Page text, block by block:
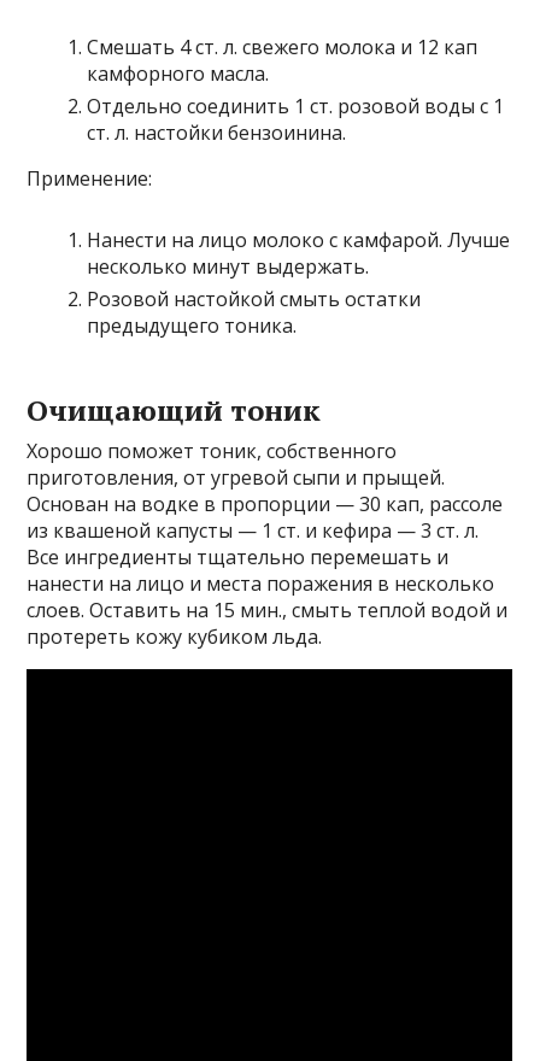
Смешать 4 ст. л. свежего молока и 12 кап
камфорного масла.
Отдельно соединить 1 ст. розовой воды с 1
ст. л. настойки бензоинина.
Применение:
Нанести на лицо молоко с камфарой. Лучше
несколько минут выдержать.
Розовой настойкой смыть остатки
предыдущего тоника.
Очищающий тоник
Хорошо поможет тоник, собственного
приготовления, от угревой сыпи и прыщей.
Основан на водке в пропорции — 30 кап, рассоле
из квашеной капусты — 1 ст. и кефира — 3 ст. л.
Все ингредиенты тщательно перемешать и
нанести на лицо и места поражения в несколько
слоев. Оставить на 15 мин., смыть теплой водой и
протереть кожу кубиком льда.